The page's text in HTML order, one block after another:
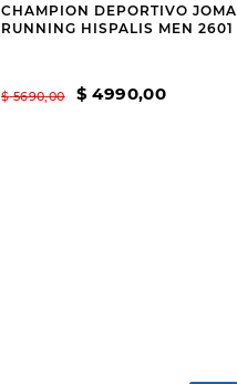
CHAMPION DEPORTIVO JOMA
RUNNING HISPALIS MEN 2601
$ 5690,00 $ 4990,00